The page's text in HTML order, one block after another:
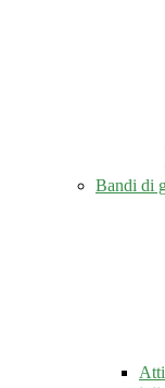
Bandi di